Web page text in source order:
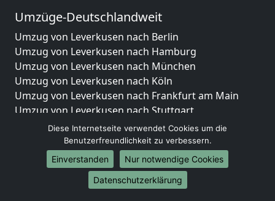
Umzüge-Deutschlandweit
Umzug von Leverkusen nach Berlin
Umzug von Leverkusen nach Hamburg
Umzug von Leverkusen nach München
Umzug von Leverkusen nach Köln
Umzug von Leverkusen nach Frankfurt am Main
Umzug von Leverkusen nach Stuttgart
Umzug von Leverkusen nach Düsseldorf
Umzug von Leverkusen nach Leipzig
Umzug von Leverkusen nach Dortmund
Umzug von Leverkusen nach Essen
Umzug von Leverkusen nach Bremen
Diese Internetseite verwendet Cookies um die
Benutzerfreundlichkeit zu verbessern.
Einverstanden
Nur notwendige Cookies
Datenschutzerklärung